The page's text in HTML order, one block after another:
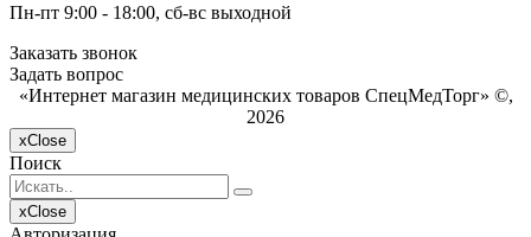
Пн-пт 9:00 - 18:00, сб-вс выходной
Заказать звонок
Задать вопрос
«Интернет магазин медицинских товаров СпецМедТорг» ©,
2026
xClose
Поиск
xClose